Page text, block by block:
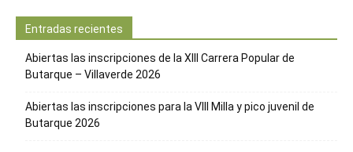
Entradas recientes
Abiertas las inscripciones de la XIII Carrera Popular de
Butarque – Villaverde 2026
Abiertas las inscripciones para la VIII Milla y pico juvenil de
Butarque 2026